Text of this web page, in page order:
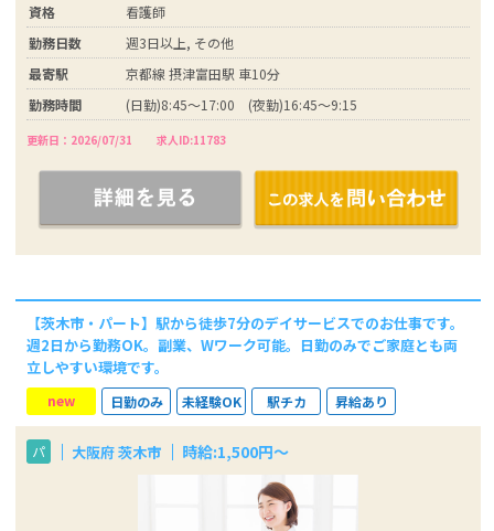
資格
看護師
勤務日数
週3日以上, その他
最寄駅
京都線 摂津富田駅 車10分
勤務時間
(日勤)8:45～17:00 (夜勤)16:45～9:15
更新日：2026/07/31 求人ID:11783
【茨木市・パート】駅から徒歩7分のデイサービスでのお仕事です。
週2日から勤務OK。副業、Wワーク可能。日勤のみでご家庭とも両
立しやすい環境です。
new 日勤のみ 未経験OK 駅チカ 昇給あり
パ 大阪府 茨木市 時給:1,500円～